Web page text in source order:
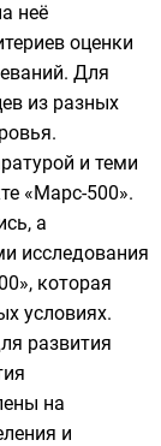
неё
оценки
Для
из разных
и теми
«Марс-500».
а
исследования
которая
условиях.
развития
на
и